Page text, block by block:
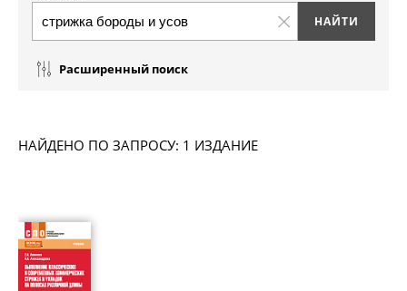
Расширенный поиск
НАЙДЕНО ПО ЗАПРОСУ: 1 ИЗДАНИЕ